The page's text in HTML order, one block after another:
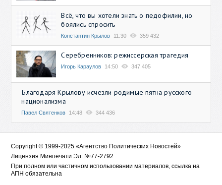
Всё, что вы хотели знать о педофилии, но
боялись спросить
Константин Крылов 11:30 359 432
Серебренников: режиссерская трагедия
Игорь Караулов 14:50 347 405
Благодаря Крылову исчезли родимые пятна русского
национализма
Павел Святенков 14:48 344 436
Copyright © 1999-2025 «Агентство Политических Новостей»
Лицензия Минпечати Эл. №77-2792
При полном или частичном использовании материалов, ссылка на
АПН обязательна